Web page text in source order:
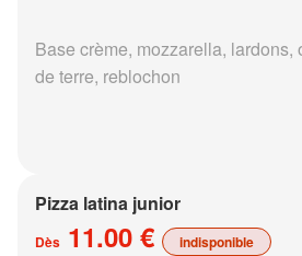
Base crème, mozzarella, lardons,
de terre, reblochon
Pizza latina junior
Dès 11.00 € indisponible